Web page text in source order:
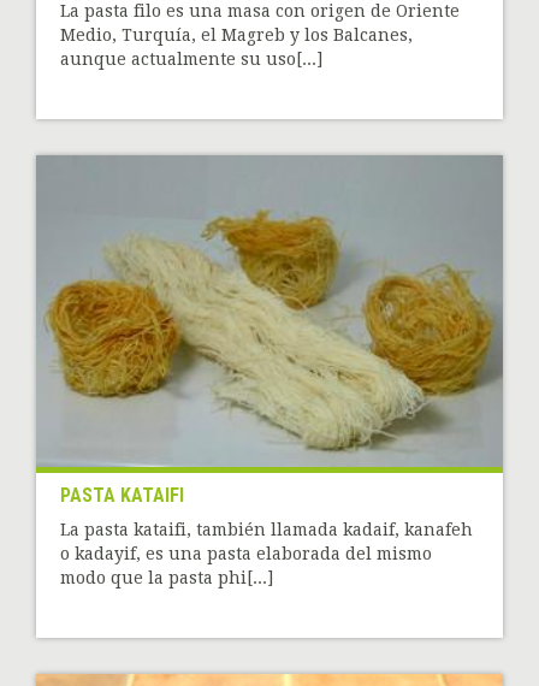
La pasta filo es una masa con origen de Oriente
Medio, Turquía, el Magreb y los Balcanes,
aunque actualmente su uso[...]
PASTA KATAIFI
La pasta kataifi, también llamada kadaif, kanafeh
o kadayif, es una pasta elaborada del mismo
modo que la pasta phi[...]